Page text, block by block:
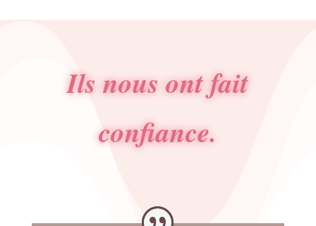
Ils nous ont fait
confiance.